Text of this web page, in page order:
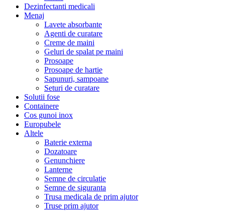
Dezinfectanti medicali
Menaj
Lavete absorbante
Agenti de curatare
Creme de maini
Geluri de spalat pe maini
Prosoape
Prosoape de hartie
Sapunuri, sampoane
Seturi de curatare
Solutii fose
Containere
Cos gunoi inox
Europubele
Altele
Baterie externa
Dozatoare
Genunchiere
Lanterne
Semne de circulatie
Semne de siguranta
Trusa medicala de prim ajutor
Truse prim ajutor